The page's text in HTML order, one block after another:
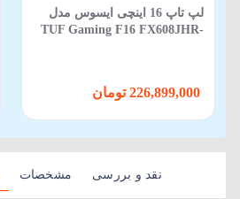
لپ تاپ 16 اینچی ایسوس مدل
TUF Gaming F16 FX608JHR-
نقد و بررسی مشخصات